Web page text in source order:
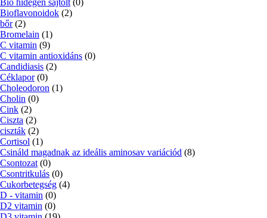
Bioflavonoidok (2)
bőr (2)
Bromelain (1)
C vitamin (9)
C vitamin antioxidáns (0)
Candidiasis (2)
Céklapor (0)
Choleodoron (1)
Cholin (0)
Cink (2)
Ciszta (2)
ciszták (2)
Cortisol (1)
Csináld magadnak az ideális aminosav variációd (8)
Csontozat (0)
Csontritkulás (0)
Cukorbetegség (4)
D - vitamin (0)
D2 vitamin (0)